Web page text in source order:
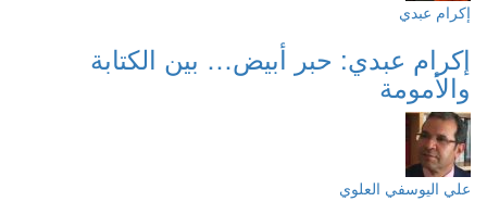
إكرام عبدي
إكرام عبدي: حبر أبيض… بين الكتابة
والأمومة
علي اليوسفي العلوي